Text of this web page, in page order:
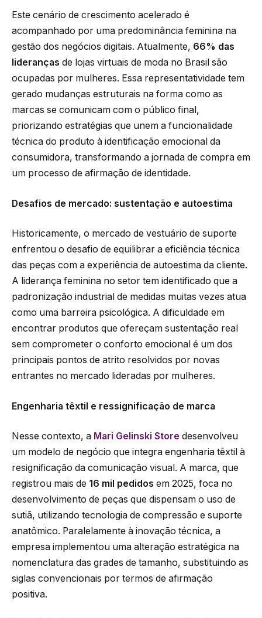
Este cenário de crescimento acelerado é
acompanhado por uma predominância feminina na
gestão dos negócios digitais. Atualmente, 66% das
lideranças de lojas virtuais de moda no Brasil são
ocupadas por mulheres. Essa representatividade tem
gerado mudanças estruturais na forma como as
marcas se comunicam com o público final,
priorizando estratégias que unem a funcionalidade
técnica do produto à identificação emocional da
consumidora, transformando a jornada de compra em
um processo de afirmação de identidade.
Desafios de mercado: sustentação e autoestima
Historicamente, o mercado de vestuário de suporte
enfrentou o desafio de equilibrar a eficiência técnica
das peças com a experiência de autoestima da cliente.
A liderança feminina no setor tem identificado que a
padronização industrial de medidas muitas vezes atua
como uma barreira psicológica. A dificuldade em
encontrar produtos que ofereçam sustentação real
sem comprometer o conforto emocional é um dos
principais pontos de atrito resolvidos por novas
entrantes no mercado lideradas por mulheres.
Engenharia têxtil e ressignificação de marca
Nesse contexto, a Mari Gelinski Store desenvolveu
um modelo de negócio que integra engenharia têxtil à
resignificação da comunicação visual. A marca, que
registrou mais de 16 mil pedidos em 2025, foca no
desenvolvimento de peças que dispensam o uso de
sutiã, utilizando tecnologia de compressão e suporte
anatômico. Paralelamente à inovação técnica, a
empresa implementou uma alteração estratégica na
nomenclatura das grades de tamanho, substituindo as
siglas convencionais por termos de afirmação
positiva.